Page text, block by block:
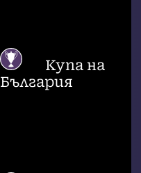
Купа на
България